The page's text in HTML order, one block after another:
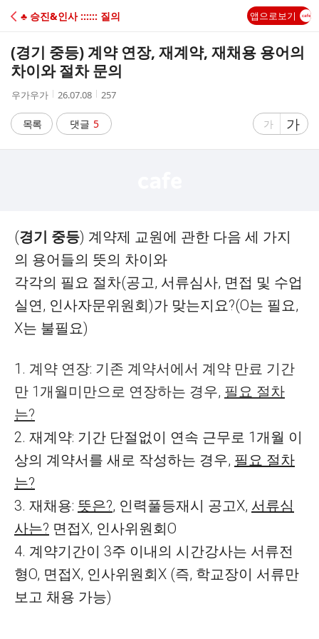
C
A
♣ 승진&인사 :::::: 질의 앱으로보기
(경기 중등) 계약 연장, 재계약, 재채용 용어의
차이와 절차 문의
작
자
우가우가
작
시
간
26.07.08
조
수
257
목록 댓글 5
글
게
가
글
자
게
가
(경기 중등) 계약제 교원에 관한 다음 세 가지
의 용어들의 뜻의 차이와
각각의 필요 절차(공고, 서류심사, 면접 및 수업
실연, 인사자문위원회)가 맞는지요?(O는 필요,
X는 불필요)
1 . 계약 연장: 기존 계약서에서 계약 만료 기간
만 1개월미만으로 연장하는 경우, 필요 절차
는?
2. 재계약: 기간 단절없이 연속 근무로 1개월 이
상의 계약서를 새로 작성하는 경우, 필요 절차
는?
3. 재채용: 뜻은?, 인력풀등재시 공고X, 서류심
사는? 면접X, 인사위원회O
4. 계약기간이 3주 이내의 시간강사는 서류전
형O, 면접X, 인사위원회X (즉, 학교장이 서류만
보고 채용 가능)